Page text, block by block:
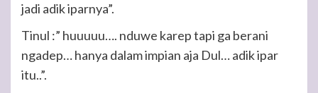
jadi adik iparnya”.
Tinul :” huuuuu…. nduwe karep tapi ga berani
ngadep… hanya dalam impian aja Dul… adik ipar
itu..”.